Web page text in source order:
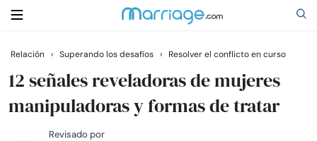
Buscar
Casarse
Relación › Superando los desafíos › Resolver el conflicto en curso
12 señales reveladoras de mujeres
manipuladoras y formas de tratar
Revisado por